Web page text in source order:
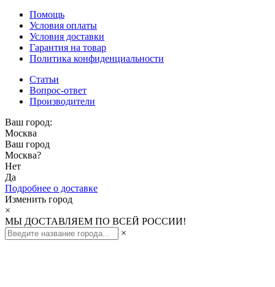
Помощь
Условия оплаты
Условия доставки
Гарантия на товар
Политика конфиденциальности
Статьи
Вопрос-ответ
Производители
Ваш город:
Москва
Ваш город
Москва?
Нет
Да
Подробнее о доставке
Изменить город
×
МЫ ДОСТАВЛЯЕМ ПО ВСЕЙ РОССИИ!
×